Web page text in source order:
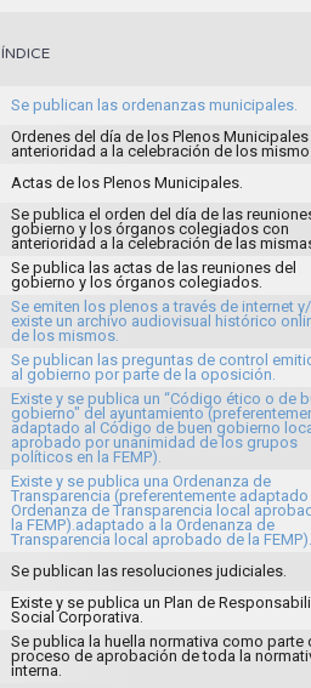
ÍNDICE
Se publican las ordenanzas municipales.
Ordenes del día de los Plenos
anterioridad a la celebración de los
Actas de los Plenos Municipales.
Se publica el orden del día de las
gobierno y los órganos colegiados con
anterioridad a la celebración de las
Se publica las actas de las reuniones del
gobierno y los órganos colegiados.
Se emiten los plenos a través de internet
existe un archivo audiovisual histórico
de los mismos.
Se publican las preguntas de control
al gobierno por parte de la oposición.
Existe y se publica un “Código ético o de
gobierno" del ayuntamiento
adaptado al Código de buen gobierno
aprobado por unanimidad de los grupos
políticos en la FEMP).
Existe y se publica una Ordenanza de
Transparencia (preferentemente adaptado
Ordenanza de Transparencia local
la FEMP).adaptado a la Ordenanza de
Transparencia local aprobado de la FEMP).
Se publican las resoluciones judiciales.
Existe y se publica un Plan de
Social Corporativa.
Se publica la huella normativa como parte
proceso de aprobación de toda la
interna.